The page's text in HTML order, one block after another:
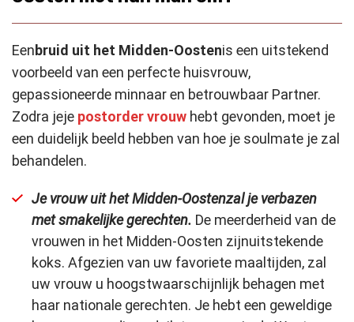
Eenbruid uit het Midden-Oostenis een uitstekend
voorbeeld van een perfecte huisvrouw,
gepassioneerde minnaar en betrouwbaar Partner.
Zodra jeje postorder vrouw hebt gevonden, moet je
een duidelijk beeld hebben van hoe je soulmate je zal
behandelen.
Je vrouw uit het Midden-Oostenzal je verbazen
met smakelijke gerechten. De meerderheid van de
vrouwen in het Midden-Oosten zijnuitstekende
koks. Afgezien van uw favoriete maaltijden, zal
uw vrouw u hoogstwaarschijnlijk behagen met
haar nationale gerechten. Je hebt een geweldige